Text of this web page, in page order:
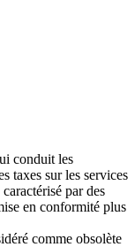
conduit les
taxes sur les services
par des
en conformité plus
comme obsolète